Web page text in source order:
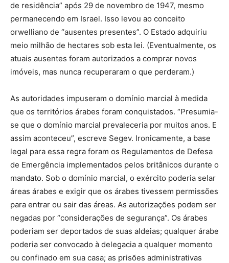
de residência” após 29 de novembro de 1947, mesmo
permanecendo em Israel. Isso levou ao conceito
orwelliano de “ausentes presentes”. O Estado adquiriu
meio milhão de hectares sob esta lei. (Eventualmente, os
atuais ausentes foram autorizados a comprar novos
imóveis, mas nunca recuperaram o que perderam.)
As autoridades impuseram o domínio marcial à medida
que os territórios árabes foram conquistados. “Presumia-
se que o domínio marcial prevaleceria por muitos anos. E
assim aconteceu”, escreve Segev. Ironicamente, a base
legal para essa regra foram os Regulamentos de Defesa
de Emergência implementados pelos britânicos durante o
mandato. Sob o domínio marcial, o exército poderia selar
áreas árabes e exigir que os árabes tivessem permissões
para entrar ou sair das áreas. As autorizações podem ser
negadas por “considerações de segurança”. Os árabes
poderiam ser deportados de suas aldeias; qualquer árabe
poderia ser convocado à delegacia a qualquer momento
ou confinado em sua casa; as prisões administrativas